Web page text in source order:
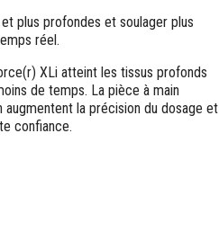
plus profondes et soulager plus
réel.
XLi atteint les tissus profonds
de temps. La pièce à main
la précision du dosage et
confiance.